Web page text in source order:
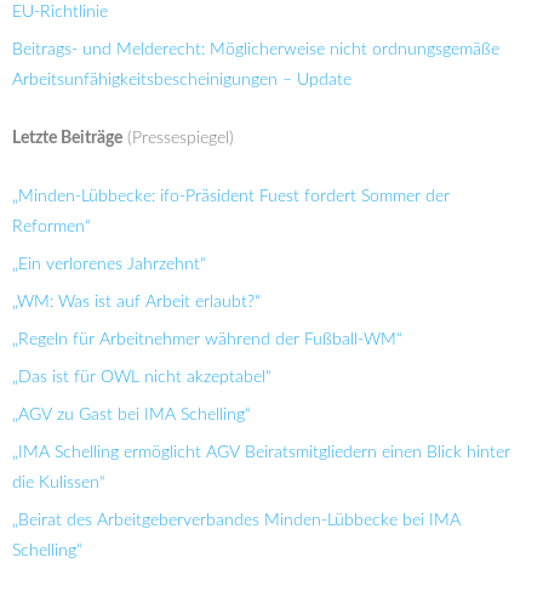
EU-Richtlinie
Beitrags- und Melderecht: Möglicherweise nicht ordnungsgemäße
Arbeitsunfähigkeitsbescheinigungen – Update
Letzte Beiträge (Pressespiegel)
„Minden-Lübbecke: ifo-Präsident Fuest fordert Sommer der
Reformen“
„Ein verlorenes Jahrzehnt“
„WM: Was ist auf Arbeit erlaubt?“
„Regeln für Arbeitnehmer während der Fußball-WM“
„Das ist für OWL nicht akzeptabel“
„AGV zu Gast bei IMA Schelling“
„IMA Schelling ermöglicht AGV Beiratsmitgliedern einen Blick hinter
die Kulissen“
„Beirat des Arbeitgeberverbandes Minden-Lübbecke bei IMA
Schelling“